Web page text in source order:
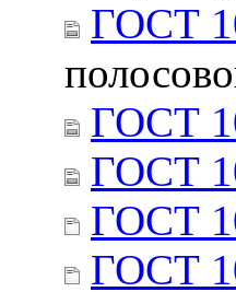
ГОСТ
ГОСТ
ГОСТ
ГОСТ
ГОСТ